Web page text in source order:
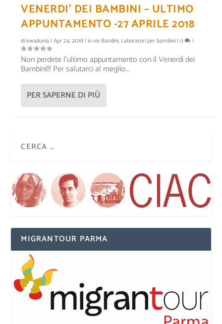
VENERDI’ DEI BAMBINI – ULTIMO
APPUNTAMENTO -27 APRILE 2018
di kwadunia |Apr 24, 2018 |in via Bandini, Laboratori per bambini |0 |
Non perdete l’ultimo appuntamento con il Venerdì dei
Bambini!!! Per salutarci al meglio...
PER SAPERNE DI PIÙ
MIGRANTOUR PARMA